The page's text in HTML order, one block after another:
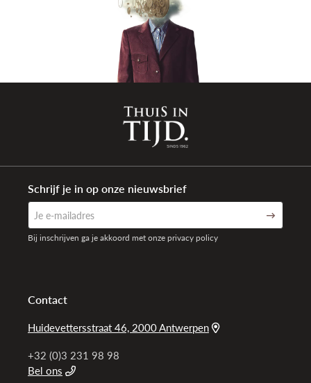
Contact
Huidevettersstraat 46, 2000 Antwerpen
+32 (0)3 231 98 98
Bel ons
Schrijf je in op onze nieuwsbrief
Bij inschrijven ga je akkoord met onze privacy policy